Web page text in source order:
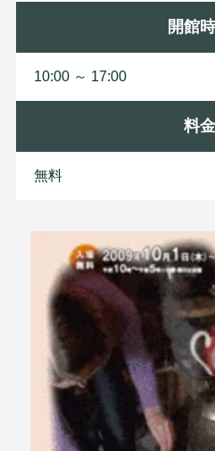
開館
10:00 ～ 17:00
料金
無料